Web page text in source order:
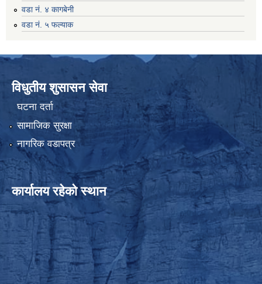
वडा नं. ४ कागबेनी
वडा नं. ५ फल्याक
विधुतीय शुसासन सेवा
घटना दर्ता
सामाजिक सुरक्षा
नागरिक वडापत्र
कार्यालय रहेको स्थान